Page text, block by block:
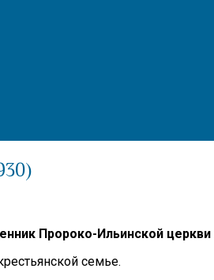
Пророко-Ильинской церкви
семье.